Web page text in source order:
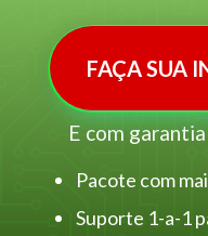
FAÇA SUA
E com
Pacote com
Suporte 1-a-1